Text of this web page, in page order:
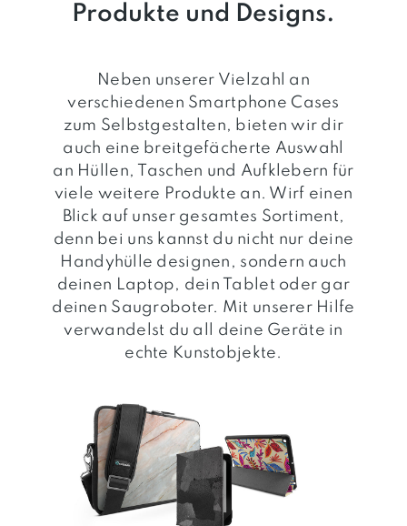
Produkte und Designs.
Neben unserer Vielzahl an
verschiedenen Smartphone Cases
zum Selbstgestalten, bieten wir dir
auch eine breitgefächerte Auswahl
an Hüllen, Taschen und Aufklebern für
viele weitere Produkte an. Wirf einen
Blick auf unser gesamtes Sortiment,
denn bei uns kannst du nicht nur deine
Handyhülle designen, sondern auch
deinen Laptop, dein Tablet oder gar
deinen Saugroboter. Mit unserer Hilfe
verwandelst du all deine Geräte in
echte Kunstobjekte.